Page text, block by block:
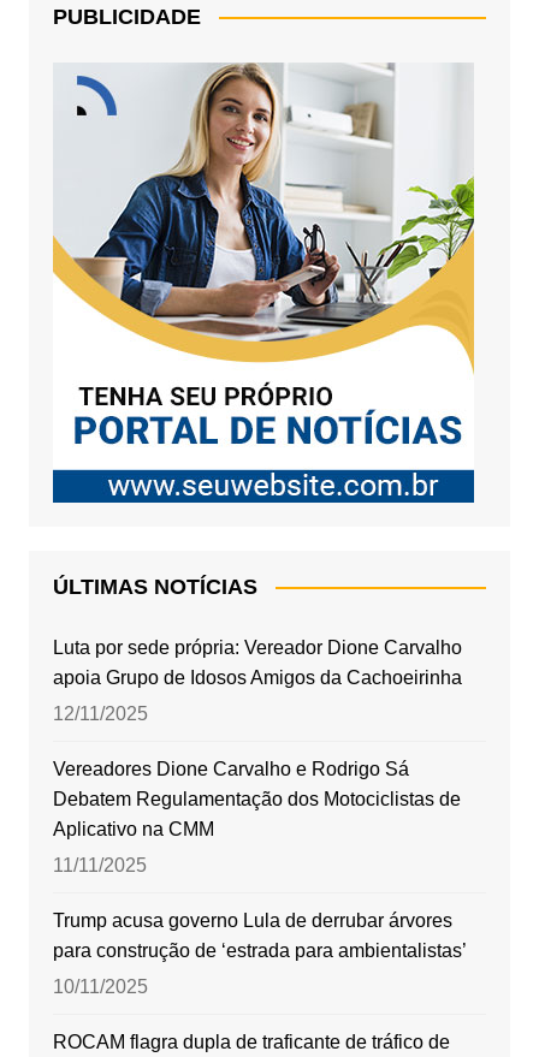
PUBLICIDADE
ÚLTIMAS NOTÍCIAS
Luta por sede própria: Vereador Dione Carvalho
apoia Grupo de Idosos Amigos da Cachoeirinha
12/11/2025
Vereadores Dione Carvalho e Rodrigo Sá
Debatem Regulamentação dos Motociclistas de
Aplicativo na CMM
11/11/2025
Trump acusa governo Lula de derrubar árvores
para construção de ‘estrada para ambientalistas’
10/11/2025
ROCAM flagra dupla de traficante de tráfico de